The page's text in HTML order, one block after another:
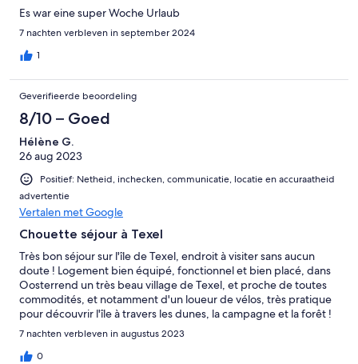
Es war eine super Woche Urlaub
7 nachten verbleven in september 2024
1
Geverifieerde beoordeling
8/10 – Goed
Hélène G.
26 aug 2023
Positief: Netheid, inchecken, communicatie, locatie en accuraatheid
advertentie
Vertalen met Google
Chouette séjour à Texel
Très bon séjour sur l'île de Texel, endroit à visiter sans aucun
doute ! Logement bien équipé, fonctionnel et bien placé, dans
Oosterrend un très beau village de Texel, et proche de toutes
commodités, et notamment d'un loueur de vélos, très pratique
pour découvrir l'île à travers les dunes, la campagne et la forêt !
7 nachten verbleven in augustus 2023
0